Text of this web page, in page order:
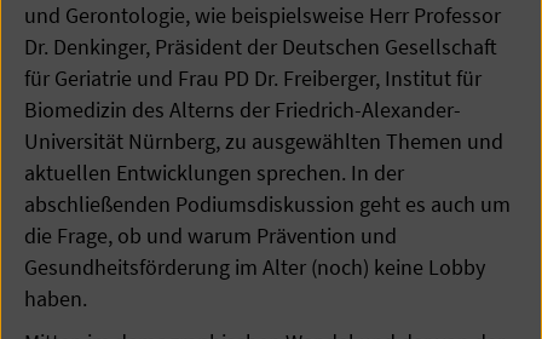
und Gerontologie, wie beispielsweise Herr Professor
Dr. Denkinger, Präsident der Deutschen Gesellschaft
für Geriatrie und Frau PD Dr. Freiberger, Institut für
Biomedizin des Alterns der Friedrich-Alexander-
Universität Nürnberg, zu ausgewählten Themen und
aktuellen Entwicklungen sprechen. In der
abschließenden Podiumsdiskussion geht es auch um
die Frage, ob und warum Prävention und
Gesundheitsförderung im Alter (noch) keine Lobby
haben.